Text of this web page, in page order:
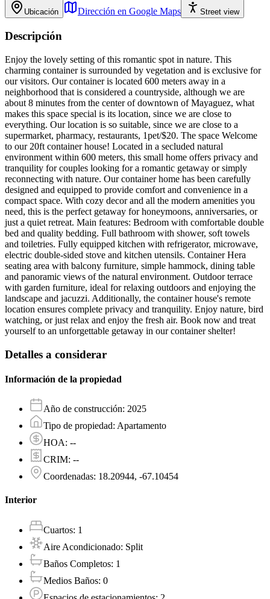
Ubicación Dirección en Google Maps Street view
Descripción
Enjoy the lovely setting of this romantic spot in nature. This
charming container is surrounded by vegetation and is exclusive for
our visitors. Our container is located 600 meters away in a
neighborhood that is considered a countryside, although we are
about 8 minutes from the center of downtown of Mayaguez, what
makes this space special is its location, since we are close to
everything. Our location is so suitable, since we are close to a
supermarket, pharmacy, restaurants, 1pet/$20. The space Welcome
to our 20ft container house! Located in a secluded natural
environment within 600 meters, this small home offers privacy and
tranquility for couples looking for a romantic getaway or simply
reconnecting with nature. Our container home has been carefully
designed and equipped to provide comfort and convenience in a
compact space. With cozy decor and all the modern amenities you
need, this is the perfect getaway for honeymoons, anniversaries, or
just a quiet retreat. Main features: Bedroom with comfortable double
bed and quality bedding. Full bathroom with shower, soft towels
and toiletries. Fully equipped kitchen with refrigerator, microwave,
electric double-sided stove and kitchen utensils. Container Hera
seating area with balcony furniture, simple hammock, dining table
and panoramic views of the natural environment. Outdoor terrace
with garden furniture, ideal for relaxing outdoors and enjoying the
landscape and jacuzzi. Additionally, the container house's remote
location ensures complete privacy and tranquility. Enjoy nature, bird
watching, or just relax and enjoy the fresh air. Book now and treat
yourself to an unforgettable getaway in our container shelter!
Detalles a considerar
Información de la propiedad
Año de construcción: 2025
Tipo de propiedad: Apartamento
HOA: --
CRIM: --
Coordenadas: 18.20944, -67.10454
Interior
Cuartos: 1
Aire Acondicionado: Split
Baños Completos: 1
Medios Baños: 0